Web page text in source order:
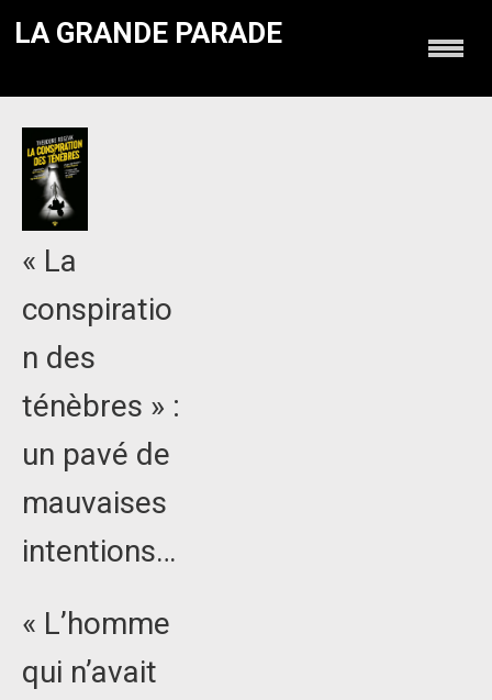
LA GRANDE PARADE
« La
conspiratio
n des
ténèbres » :
un pavé de
mauvaises
intentions…
« L’homme
qui n’avait